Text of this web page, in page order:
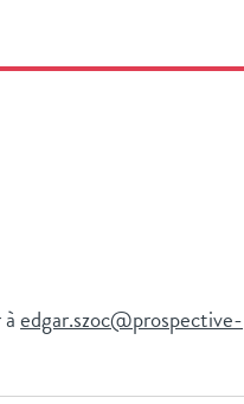
àedgar.szoc@prospective-